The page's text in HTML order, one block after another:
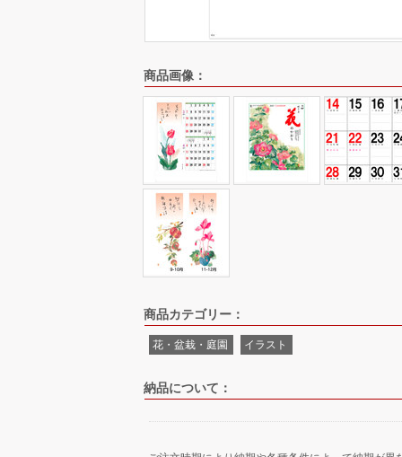
商品画像：
商品カテゴリー：
花・盆栽・庭園 イラスト
納品について：